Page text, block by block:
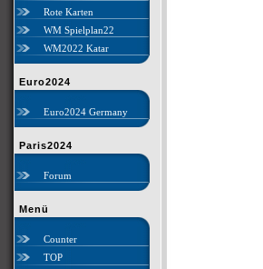
Rote Karten
WM Spielplan22
WM2022 Katar
Euro2024
Euro2024 Germany
Paris2024
Forum
Menü
Counter
TOP